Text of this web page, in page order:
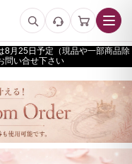
予定（現品や一部商品除
問い合せ下さい